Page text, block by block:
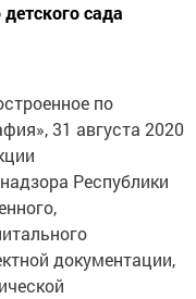
сада
по
31 августа 2020
Республики
документации,